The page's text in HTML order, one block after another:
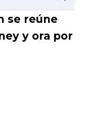
se reúne
y ora por